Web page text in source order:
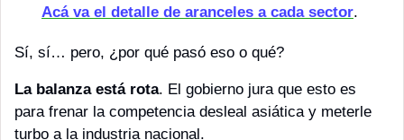
Acá va el detalle de aranceles a cada sector.
Sí, sí… pero, ¿por qué pasó eso o qué?
La balanza está rota. El gobierno jura que esto es
para frenar la competencia desleal asiática y meterle
turbo a la industria nacional.